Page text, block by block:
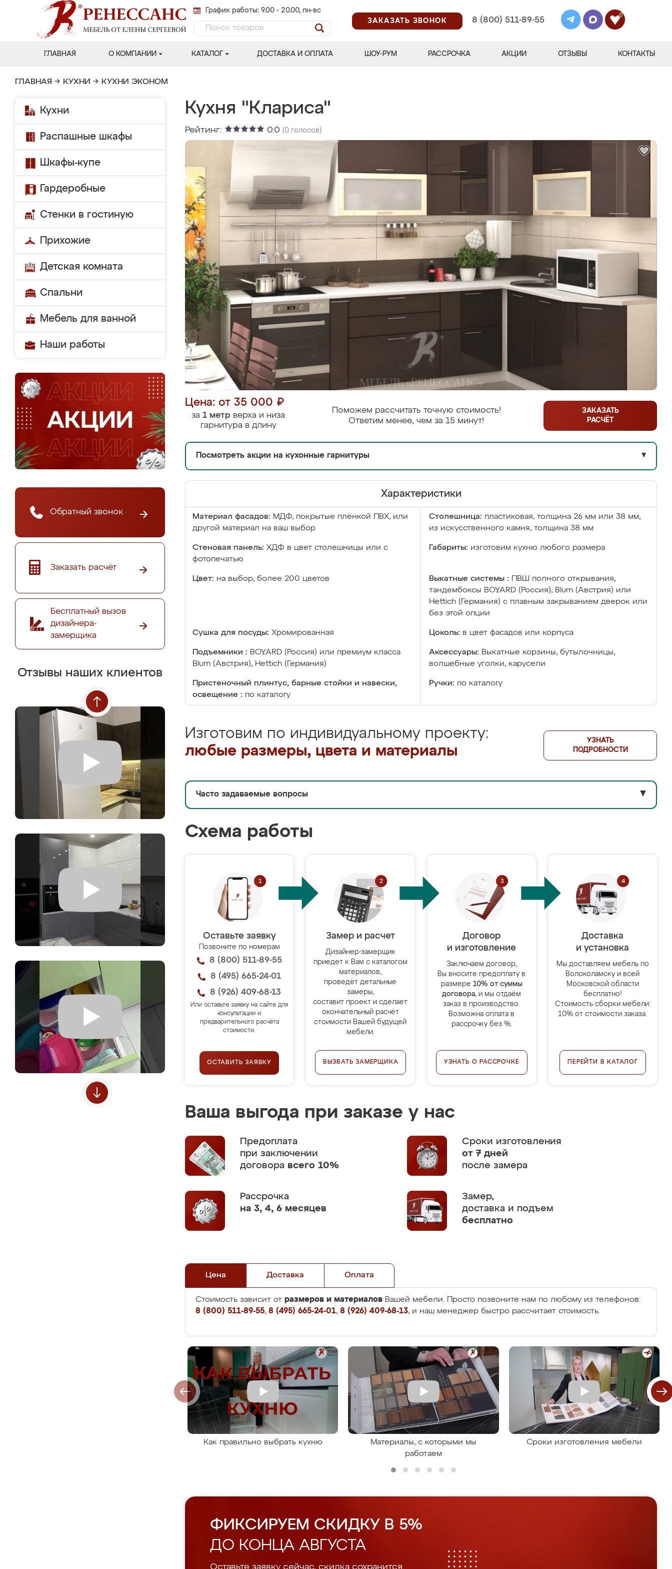
График работы: 9.00 - 20.00, пн-вс
ЗАКАЗАТЬ ЗВОНОК
8 (800) 511-89-55
0
ГЛАВНАЯ О КОМПАНИИ КАТАЛОГ ДОСТАВКА И ОПЛАТА ШОУ-РУМ РАССРОЧКА АКЦИИ ОТЗЫВЫ КОНТАКТЫ
ГЛАВНАЯ → КУХНИ → КУХНИ ЭКОНОМ
Кухни
Распашные шкафы
Шкафы-купе
Гардеробные
Стенки в гостиную
Прихожие
Детская комната
Спальни
Мебель для ванной
Наши работы
Обратный звонок
Заказать расчёт
Бесплатный вызов
дизайнера-
замерщика
Отзывы наших клиентов
Кухня "Клариса"
Рейтинг: 0.0 (0 голосов)
Цена: от 35 000 ₽
за 1 метр верха и низа
гарнитура в длину
Поможем рассчитать точную стоимость!
Ответим менее, чем за 15 минут!
ЗАКАЗАТЬ
РАСЧЁТ
Посмотреть акции на кухонные гарнитуры ▼
Характеристики
Материал фасадов: МДФ, покрытые плёнкой ПВХ, или
другой материал на ваш выбор
Столешница: пластиковая, толщина 26 мм или 38 мм;
из искусственного камня, толщина 38 мм
Стеновая панель: ХДФ в цвет столешницы или с
фотопечатью
Габариты: изготовим кухню любого размера
Цвет: на выбор, более 200 цветов Выкатные системы :
ПВШ полного открывания,
тандембоксы BOYARD (Россия), Blum (Австрия) или
Hettich (Германия) с плавным закрыванием дверок или
без этой опции
Сушка для посуды: Хромированная Цоколь: в цвет фасадов или корпуса
Подъемники : BOYARD (Россия) или премиум класса
Blum (Австрия), Hettich (Германия)
Аксессуары: Выкатные корзины, бутылочницы,
волшебные уголки, карусели
Пристеночный плинтус, барные стойки и навески,
освещение : по каталогу
Ручки: по каталогу
Изготовим по индивидуальному проекту:
любые размеры, цвета и материалы
УЗНАТЬ
ПОДРОБНОСТИ
Часто задаваемые вопросы ▼
Схема работы
Оставьте заявку
Позвоните по номерам
8 (800) 511-89-55
8 (495) 665-24-01
8 (926) 409-68-13
Или оставьте заявку на сайте для
консультации и
предварительного расчёта
стоимости.
ОСТАВИТЬ ЗАЯВКУ
Замер и расчет
Дизайнер-замерщик
приедет к Вам с каталогом
материалов,
проведёт детальные
замеры,
составит проект и сделает
окончательный расчёт
стоимости Вашей будущей
мебели.
ВЫЗВАТЬ ЗАМЕРЩИКА
Договор
и изготовление
Заключаем договор,
Вы вносите предоплату в
размере 10% от суммы
договора, и мы отдаём
заказ в производство.
Возможна оплата в
рассрочку без %.
УЗНАТЬ О РАССРОЧКЕ
Доставка
и установка
Мы доставляем мебель по
Волоколамску и всей
Московской области
бесплатно!
Стоимость сборки мебели:
10% от стоимости заказа.
ПЕРЕЙТИ В КАТАЛОГ
Ваша выгода при заказе у нас
Предоплата
при заключении
договора всего 10%
Сроки изготовления
от 7 дней
после замера
Рассрочка
на 3, 4, 6 месяцев
Замер,
доставка и подъем
бесплатно
Цена Доставка Оплата
Стоимость зависит от размеров и материалов Вашей мебели. Просто позвоните нам по любому из телефонов:
8 (800) 511-89-55, 8 (495) 665-24-01, 8 (926) 409-68-13, и наш менеджер быстро рассчитает стоимость.
Как правильно выбрать кухню
Материалы, с которыми мы
работаем
Сроки изготовления мебели
ФИКСИРУЕМ СКИДКУ В 5%
ДО КОНЦА АВГУСТА
Оставьте заявку сейчас, скидка сохранится.